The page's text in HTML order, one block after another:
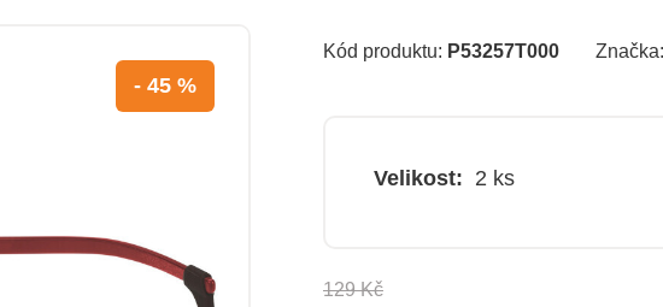
- 45 %
Kód produktu: P53257T000 Značka:
Velikost: 2 ks
129 Kč